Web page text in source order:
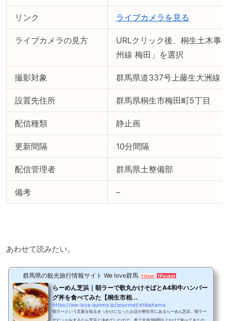
リンク ライブカメラを見る
ライブカメラの見方
URLクリック後、桐生土木事
州線 梅田」を選択
撮影対象 群馬県道337号上藤生大洲線
設置先住所 群馬県桐生市梅田町5丁目
配信種類 静止画
更新間隔 10分間隔
配信管理者 群馬県土整備部
備考 –
あわせて読みたい。
群馬県の観光旅行情報サイト We love群馬 1 User 1 Pocket
らーめん芝浜｜朝ラーで歌丸かけそばとA4和牛ハンバー
グ丼を食べてみた【桐生市相...
https://we-love.gunma.jp/gourmet/shibahama
朝ラーという言葉を知るきっかけになったお店が桐生市にあるらーめん芝浜。朝ラー